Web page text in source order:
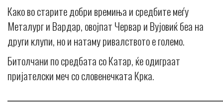
Како во старите добри времиња и средбите меѓу
Металург и Вардар, овојпат Червар и Вујовиќ беа на
други клупи, но и натаму ривалството е големо.
Битолчани по средбата со Катар, ќе одиграат
пријателски меч со словенечката Крка.